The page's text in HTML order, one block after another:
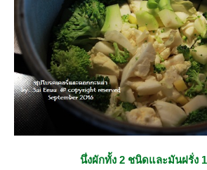
นึ่งผักทั้ง 2 ชนิดและมันฝรั่ง